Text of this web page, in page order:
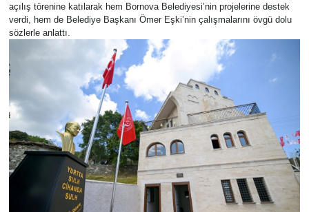
açılış törenine katılarak hem Bornova Belediyesi’nin projelerine destek
verdi, hem de Belediye Başkanı Ömer Eşki’nin çalışmalarını övgü dolu
sözlerle anlattı.